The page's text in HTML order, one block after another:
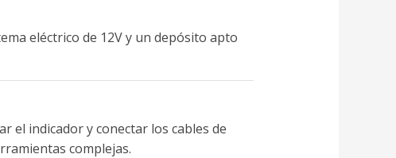
eléctrico de 12V y un depósito apto
el indicador y conectar los cables de
complejas.